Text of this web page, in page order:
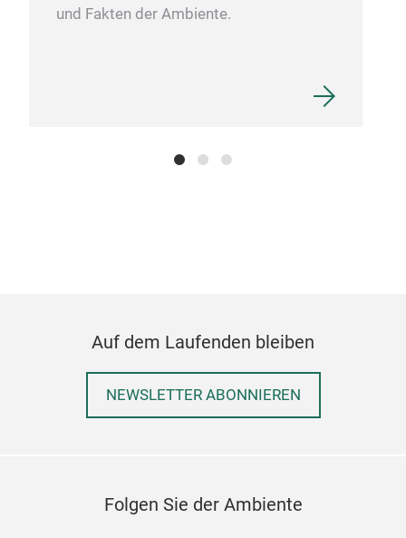
und Fakten der Ambiente.
Auf dem Laufenden bleiben
NEWSLETTER ABONNIEREN
Folgen Sie der Ambiente